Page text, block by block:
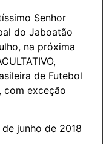
Senhor
do Jaboatão
na próxima
de Futebol
com exceção
junho de 2018